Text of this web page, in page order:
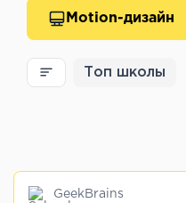
Motion-дизайн
Топ школы
GeekBrains